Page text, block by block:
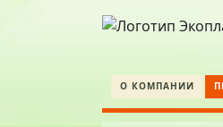
О КОМПАНИИ